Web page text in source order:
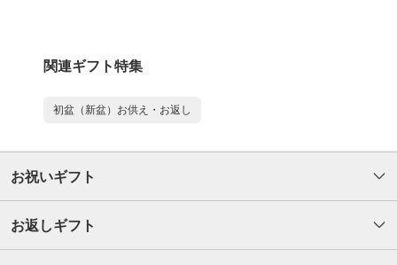
関連ギフト特集
初盆（新盆）お供え・お返し
お祝いギフト
お返しギフト